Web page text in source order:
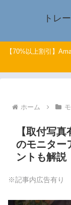
トレ
【70%以上割引】
ホーム
【取付写
のモニター
ントも解説
※記事内広告有り